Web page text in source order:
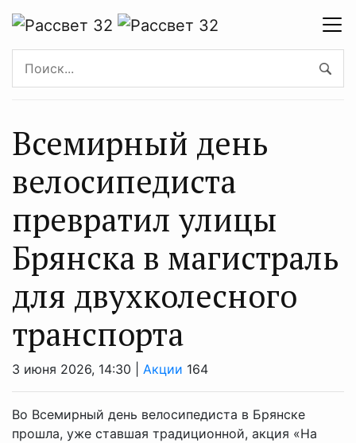
Всемирный день
велосипедиста
превратил улицы
Брянска в магистраль
для двухколесного
транспорта
3 июня 2026, 14:30 | Акции 164
Во Всемирный день велосипедиста в Брянске
прошла, уже ставшая традиционной, акция «На